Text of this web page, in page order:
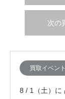
次の
買取イベント
8 / 1（土）に